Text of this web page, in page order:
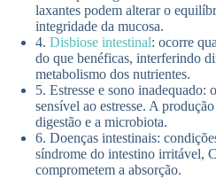
laxantes podem alterar o
integridade da mucosa.
4. Disbiose intestinal: ocorre
do que benéficas, interferindo
metabolismo dos nutrientes.
5. Estresse e sono inadequado:
sensível ao estresse. A
digestão e a microbiota.
6. Doenças intestinais:
síndrome do intestino irritável,
comprometem a absorção.